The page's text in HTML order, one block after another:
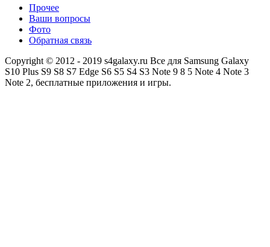
Прочее
Ваши вопросы
Фото
Обратная связь
Copyright © 2012 - 2019 s4galaxy.ru Все для Samsung Galaxy
S10 Plus S9 S8 S7 Edge S6 S5 S4 S3 Note 9 8 5 Note 4 Note 3
Note 2, бесплатные приложения и игры.